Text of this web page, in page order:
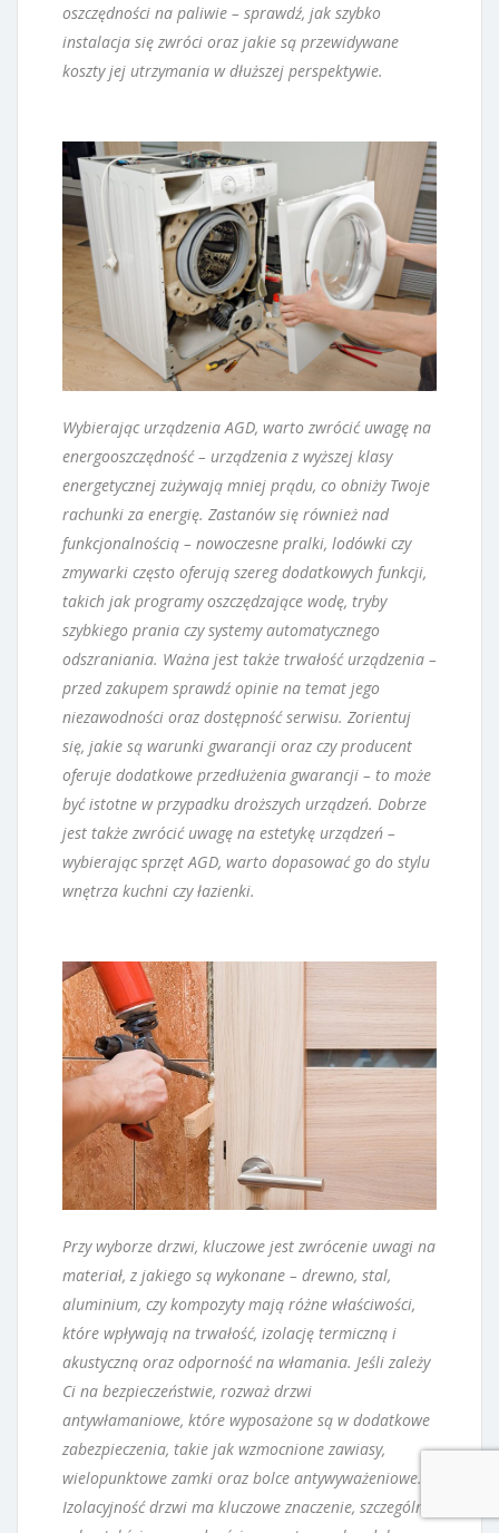
oszczędności na paliwie – sprawdź, jak szybko
instalacja się zwróci oraz jakie są przewidywane
koszty jej utrzymania w dłuższej perspektywie.
Wybierając urządzenia AGD, warto zwrócić uwagę na
energooszczędność – urządzenia z wyższej klasy
energetycznej zużywają mniej prądu, co obniży Twoje
rachunki za energię. Zastanów się również nad
funkcjonalnością – nowoczesne pralki, lodówki czy
zmywarki często oferują szereg dodatkowych funkcji,
takich jak programy oszczędzające wodę, tryby
szybkiego prania czy systemy automatycznego
odszraniania. Ważna jest także trwałość urządzenia –
przed zakupem sprawdź opinie na temat jego
niezawodności oraz dostępność serwisu. Zorientuj
się, jakie są warunki gwarancji oraz czy producent
oferuje dodatkowe przedłużenia gwarancji – to może
być istotne w przypadku droższych urządzeń. Dobrze
jest także zwrócić uwagę na estetykę urządzeń –
wybierając sprzęt AGD, warto dopasować go do stylu
wnętrza kuchni czy łazienki.
Przy wyborze drzwi, kluczowe jest zwrócenie uwagi na
materiał, z jakiego są wykonane – drewno, stal,
aluminium, czy kompozyty mają różne właściwości,
które wpływają na trwałość, izolację termiczną i
akustyczną oraz odporność na włamania. Jeśli zależy
Ci na bezpieczeństwie, rozważ drzwi
antywłamaniowe, które wyposażone są w dodatkowe
zabezpieczenia, takie jak wzmocnione zawiasy,
wielopunktowe zamki oraz bolce antywyważeniowe.
Izolacyjność drzwi ma kluczowe znaczenie, szczególnie